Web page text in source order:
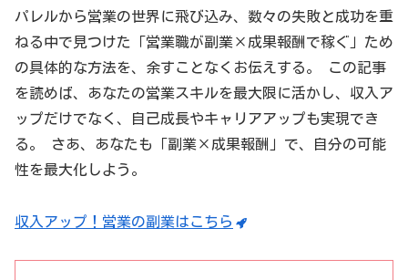
パレルから営業の世界に飛び込み、数々の失敗と成功を重
ねる中で見つけた「営業職が副業×成果報酬で稼ぐ」ため
の具体的な方法を、余すことなくお伝えする。 この記事
を読めば、あなたの営業スキルを最大限に活かし、収入ア
ップだけでなく、自己成長やキャリアアップも実現でき
る。 さあ、あなたも「副業×成果報酬」で、自分の可能
性を最大化しよう。
収入アップ！営業の副業はこちら